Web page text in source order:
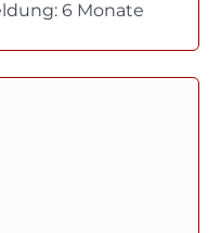
6 Monate